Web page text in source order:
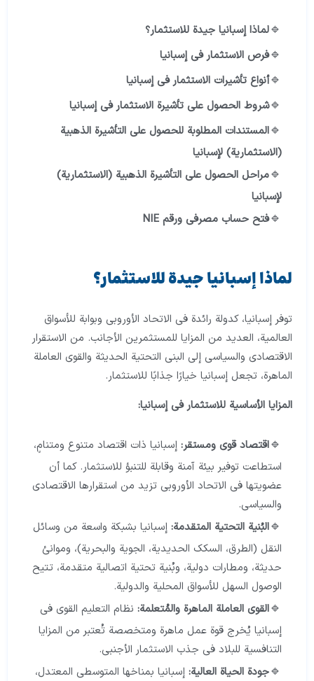
لماذا إسبانيا جيدة للاستثمار؟
فرص الاستثمار في إسبانيا
أنواع تأشيرات الاستثمار في إسبانيا
شروط الحصول على تأشيرة الاستثمار في إسبانيا
المستندات المطلوبة للحصول على التأشيرة الذهبية
(الاستثمارية) لإسبانيا
مراحل الحصول على التأشيرة الذهبية (الاستثمارية)
لإسبانيا
فتح حساب مصرفي ورقم NIE
لماذا إسبانيا جيدة للاستثمار؟
توفر إسبانيا، كدولة رائدة في الاتحاد الأوروبي وبوابة للأسواق
العالمية، العديد من المزايا للمستثمرين الأجانب. من الاستقرار
الاقتصادي والسياسي إلى البنى التحتية الحديثة والقوى العاملة
الماهرة، تجعل إسبانيا خيارًا جذابًا للاستثمار.
المزايا الأساسية للاستثمار في إسبانيا:
اقتصاد قوي ومستقر: إسبانيا ذات اقتصاد متنوع ومتنامٍ،
استطاعت توفير بيئة آمنة وقابلة للتنبؤ للاستثمار. كما أن
عضويتها في الاتحاد الأوروبي تزيد من استقرارها الاقتصادي
والسياسي.
البُنية التحتية المتقدمة: إسبانيا بشبكة واسعة من وسائل
النقل (الطرق، السكك الحديدية، الجوية والبحرية)، وموانئ
حديثة، ومطارات دولية، وبُنية تحتية اتصالية متقدمة، تتيح
الوصول السهل للأسواق المحلية والدولية.
القوى العاملة الماهرة والمُتعلمة: نظام التعليم القوي في
إسبانيا يُخرج قوة عمل ماهرة ومتخصصة تُعتبر من المزايا
التنافسية للبلاد في جذب الاستثمار الأجنبي.
جودة الحياة العالية: إسبانيا بمناخها المتوسطي المعتدل،